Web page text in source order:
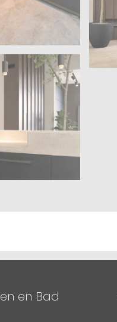
en Bad